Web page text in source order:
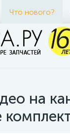
Что нового?
на